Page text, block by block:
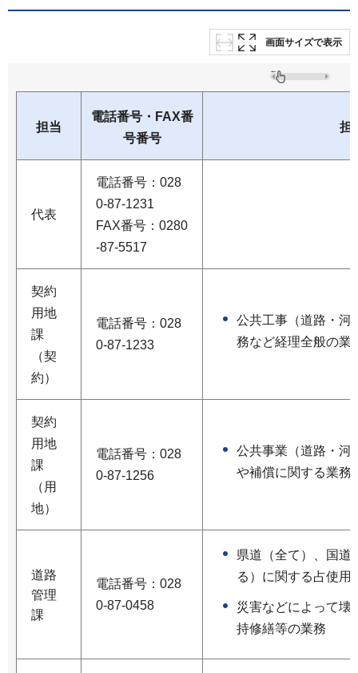
画面サイズで表示
担当
電話番号・FAX番
号番号
担
代表
電話番号：028
0-87-1231
FAX番号：0280
-87-5517
契約
用地
課
（契
約）
電話番号：028
0-87-1233
公共工事（道路・河
務など経理全般の業
契約
用地
課
（用
地）
電話番号：028
0-87-1256
公共事業（道路・河
や補償に関する業務
道路
管理
課
電話番号：028
0-87-0458
県道（全て）、国道
る）に関する占使用
災害などによって壊
持修繕等の業務